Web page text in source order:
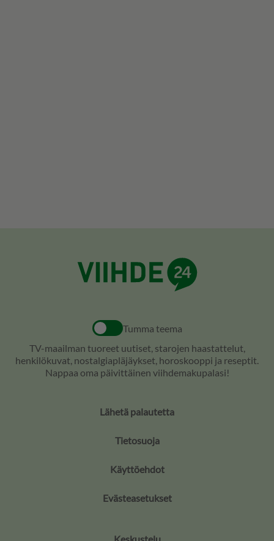
Tumma teema
TV-maailman tuoreet uutiset, starojen haastattelut,
henkilökuvat, nostalgiapläjäykset, horoskooppi ja reseptit.
Nappaa oma päivittäinen viihdemakupalasi!
Lähetä palautetta
Tietosuoja
Käyttöehdot
Evästeasetukset